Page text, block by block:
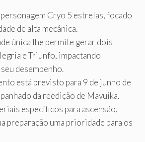
personagem Cryo 5 estrelas, focado
de alta mecânica.
única lhe permite gerar dois
e Triunfo, impactando
desempenho.
está previsto para 9 de junho de
da reedição de Mavuika.
específicos para ascensão,
preparação uma prioridade para os